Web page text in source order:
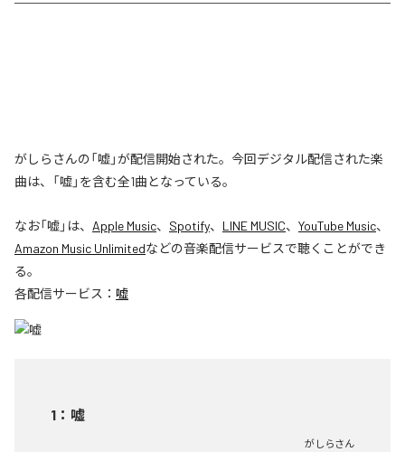
がしらさんの「嘘」が配信開始された。今回デジタル配信された楽
曲は、「嘘」を含む全1曲となっている。
なお「嘘」は、 Apple Music、 Spotify、 LINE MUSIC、 YouTube Music、
Amazon Music Unlimitedなどの音楽配信サービスで聴くことができ
る。
各配信サービス： 嘘
1 ： 嘘
がしらさん